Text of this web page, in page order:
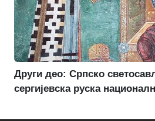
Други део: Српско
сергијевска руска